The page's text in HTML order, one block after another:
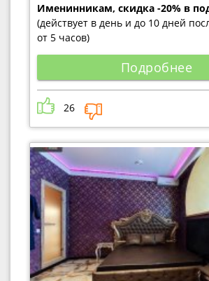
Именинникам, скидка -20% в
(действует в день и до 10 дней
от 5 часов)
Подробнее
26